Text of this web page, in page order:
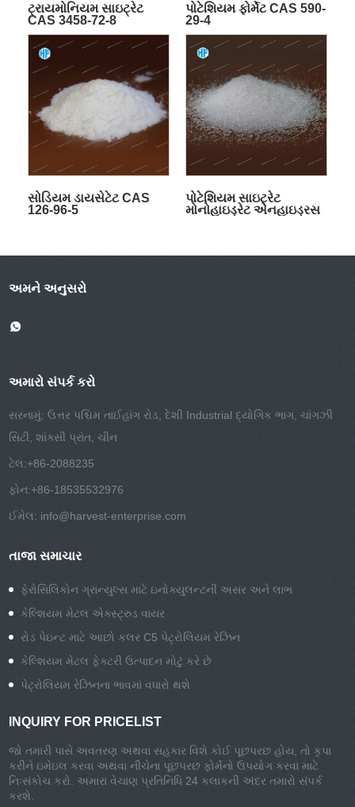
ટ્રાયમોનિયમ સાઇટ્રેટ
CAS 3458-72-8
પોટેશિયમ ફોર્મેટ CAS 590-
29-4
સોડિયમ ડાયસેટેટ CAS
126-96-5
પોટેશિયમ સાઇટ્રેટ
મોનોહાઇડ્રેટ એનહાઇડ્રસ
અમને અનુસરો
અમારો સંપર્ક કરો
સરનામું: ઉત્તર પશ્ચિમ તાઈહાંગ રોડ, દેશી Industrial દ્યોગિક ભાગ, ચાંગઝી
સિટી, શાંક્સી પ્રાંત, ચીન
ટેલ:+86-2088235
ફોન:+86-18535532976
ઈમેલ: info@harvest-enterprise.com
તાજા સમાચાર
ફેરોસિલિકોન ગ્રાન્યુલ્સ માટે ઇનોક્યુલન્ટની અસર અને લાભ
કેલ્શિયમ મેટલ એક્સ્ટ્રુડ વાયર
રોડ પેઇન્ટ માટે આછો કલર C5 પેટ્રોલિયમ રેઝિન
કેલ્શિયમ મેટલ ફેક્ટરી ઉત્પાદન મોટું કરે છે
પેટ્રોલિયમ રેઝિનના ભાવમાં વધારો થશે
INQUIRY FOR PRICELIST
જો તમારી પાસે અવતરણ અથવા સહકાર વિશે કોઈ પૂછપરછ હોય, તો કૃપા
કરીને ઇમેઇલ કરવા અથવા નીચેના પૂછપરછ ફોર્મનો ઉપયોગ કરવા માટે
નિઃસંકોચ કરો. અમારા વેચાણ પ્રતિનિધિ 24 કલાકની અંદર તમારો સંપર્ક
કરશે.